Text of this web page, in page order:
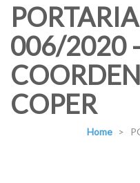
006/2020
COPER
Home >